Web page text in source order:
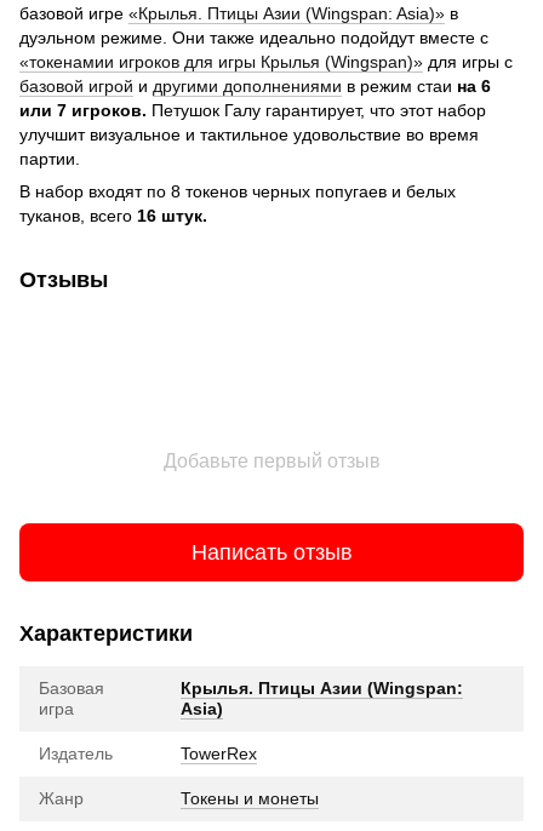
базовой игре «Крылья. Птицы Азии (Wingspan: Asia)» в
дуэльном режиме. Они также идеально подойдут вместе с
«токенамии игроков для игры Крылья (Wingspan)» для игры с
базовой игрой и другими дополнениями в режим стаи на 6
или 7 игроков. Петушок Галу гарантирует, что этот набор
улучшит визуальное и тактильное удовольствие во время
партии.
В набор входят по 8 токенов черных попугаев и белых
туканов, всего 16 штук.
Отзывы
Добавьте первый отзыв
Написать отзыв
Характеристики
Базовая
игра
Крылья. Птицы Азии (Wingspan:
Asia)
Издатель TowerRex
Жанр Токены и монеты